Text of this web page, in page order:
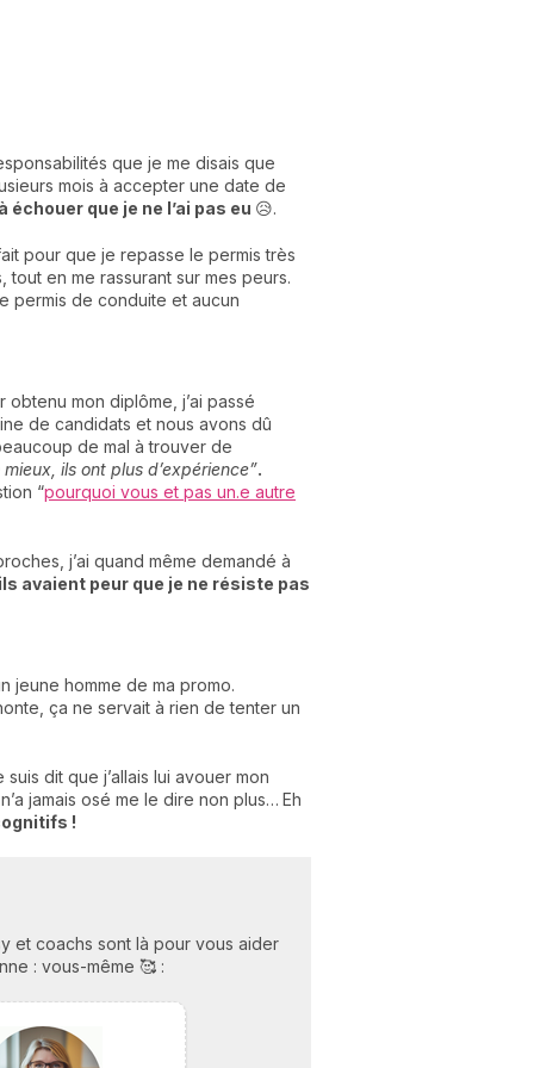
que je me disais que
mois à accepter une date de
que je ne l’ai pas eu 😥.
pour que je repasse le permis très
en me rassurant sur mes peurs.
permis de conduite et aucun
mon diplôme, j’ai passé
de candidats et nous avons dû
de mal à trouver de
ils ont plus d’expérience”.
“pourquoi vous et pas un.e autre
j’ai quand même demandé à
avaient peur que je ne résiste pas
jeune homme de ma promo.
ça ne servait à rien de tenter un
dit que j’allais lui avouer mon
jamais osé me le dire non plus… Eh
!
et coachs sont là pour vous aider
: vous-même 🥰 :